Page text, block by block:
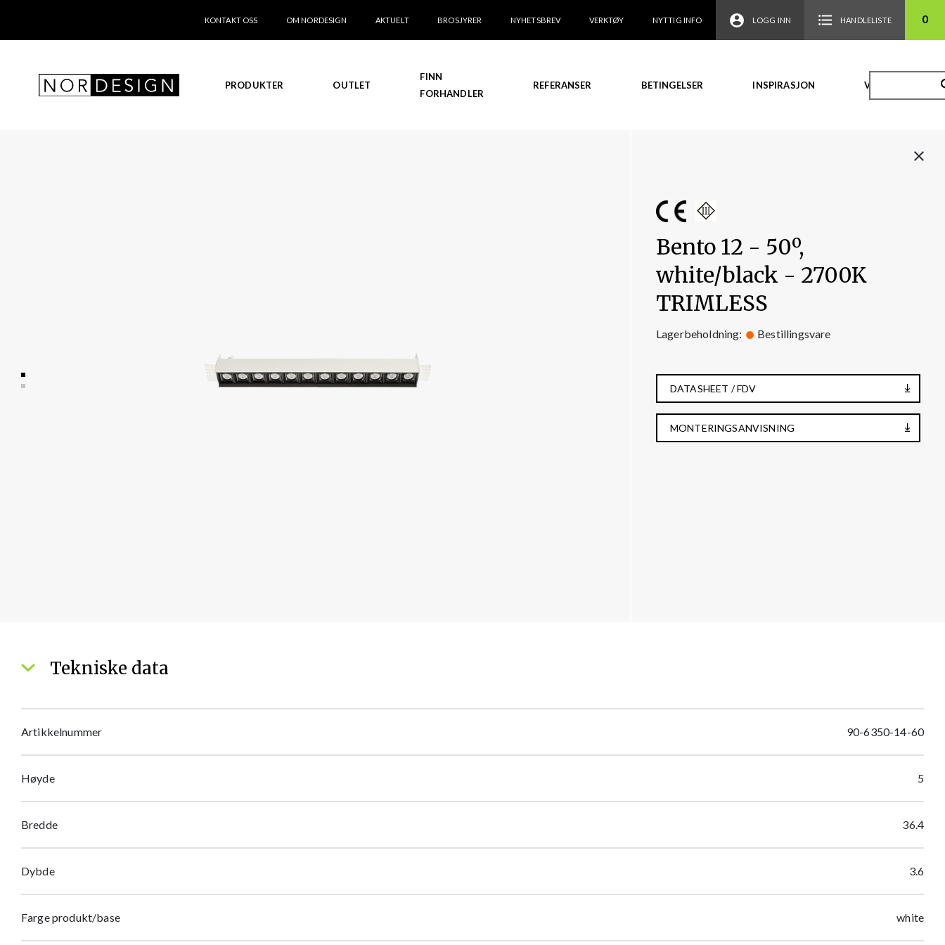
KONTAKT OSS OM NORDESIGN AKTUELT BROSJYRER NYHETSBREV VERKTØY NYTTIG INFO LOGG INN HANDLELISTE 0
PRODUKTER OUTLET
FINN
FORHANDLER
REFERANSER BETINGELSER INSPIRASJON VIDEO
Bento 12 - 50º,
white/black - 2700K
TRIMLESS
Lagerbeholdning: Bestillingsvare
DATASHEET / FDV
MONTERINGSANVISNING
Tekniske data
Artikkelnummer 90-6350-14-60
Høyde 5
Bredde 36.4
Dybde 3.6
Farge produkt/base white